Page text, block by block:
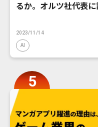
るか。オルツ社代表に
2023/11/14
AI